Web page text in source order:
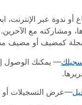
أو ندوة عبر
ومشاركته مع الآخرين.
كمضيف أو مضيف
— يمكنك الوصول
—عرض التسجيلات أو